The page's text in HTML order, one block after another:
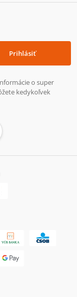
Prihlásiť
o super
kedykoľvek